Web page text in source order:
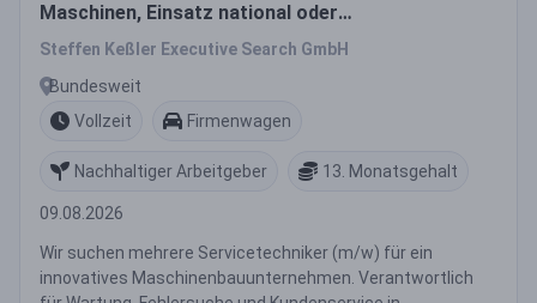
Maschinen, Einsatz national oder
weltweit
Steffen Keßler Executive Search GmbH
Bundesweit
Vollzeit
Firmenwagen
Nachhaltiger Arbeitgeber 13. Monatsgehalt
09.08.2026
Wir suchen mehrere Servicetechniker (m/w) für ein
innovatives Maschinenbauunternehmen. Verantwortlich